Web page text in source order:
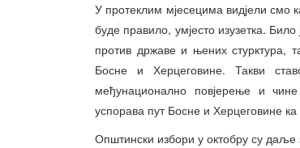
У протеклим мјесецима видјели смо
буде правило, умјесто изузетка.
против државе и њених стурктура,
Босне и Херцеговине. Такви
међунационално повјерење и
успорава пут Босне и Херцеговине
Општински избори у октобру су